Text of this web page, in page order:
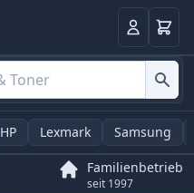
Anmelden
HP Lexmark Samsung
Familienbetrieb
seit 1997